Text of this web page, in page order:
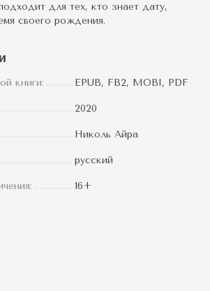
для тех, кто знает дату,
своего рождения.
книги: EPUB, FB2, MOBI, PDF
2020
Николь Айра
русский
16+